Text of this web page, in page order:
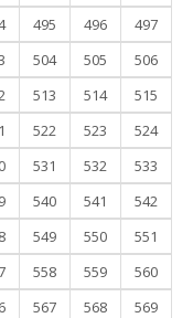
495 496
497
504 505
506
513 514
515
522 523
524
531 532
533
540 541
542
549 550
551
558 559
560
567 568
569